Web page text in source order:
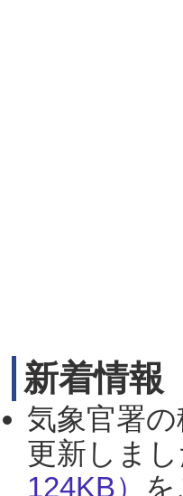
新着情報
気象官署
更新しま
124KB）